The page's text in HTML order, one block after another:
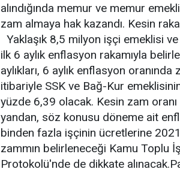
alındığında memur ve memur
zam almaya hak kazandı. Kesin
Yaklaşık 8,5 milyon işçi emeklisi ve
ilk 6 aylık enflasyon rakamıyla
aylıkları, 6 aylık enflasyon
itibariyle SSK ve Bağ-Kur
yüzde 6,39 olacak. Kesin zam
yandan, söz konusu döneme ait
binden fazla işçinin ücretlerine
zammın belirleneceği Kamu Toplu
Protokolü'nde de dikkate